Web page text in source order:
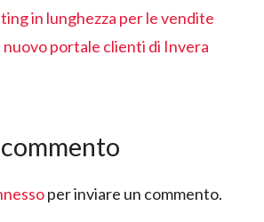
in lunghezza per le vendite
nuovo portale clienti di Invera
per inviare un commento.